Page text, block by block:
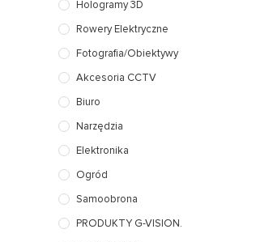
Hologramy 3D
Rowery Elektryczne
Fotografia/Obiektywy
Akcesoria CCTV
Biuro
Narzędzia
Elektronika
Ogród
Samoobrona
PRODUKTY G-VISION.